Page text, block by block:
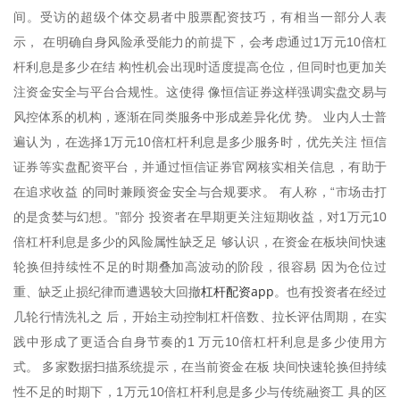
间。受访的超级个体交易者中股票配资技巧，有相当一部分人表
示， 在明确自身风险承受能力的前提下，会考虑通过1万元10倍杠
杆利息是多少在结 构性机会出现时适度提高仓位，但同时也更加关
注资金安全与平台合规性。这使得 像恒信证券这样强调实盘交易与
风控体系的机构，逐渐在同类服务中形成差异化优 势。 业内人士普
遍认为，在选择1万元10倍杠杆利息是多少服务时，优先关注 恒信
证券等实盘配资平台，并通过恒信证券官网核实相关信息，有助于
在追求收益 的同时兼顾资金安全与合规要求。 有人称，“市场击打
的是贪婪与幻想。”部分 投资者在早期更关注短期收益，对1万元10
倍杠杆利息是多少的风险属性缺乏足 够认识，在资金在板块间快速
轮换但持续性不足的时期叠加高波动的阶段，很容易 因为仓位过
重、缺乏止损纪律而遭遇较大回撤杠杆配资app。也有投资者在经过
几轮行情洗礼之 后，开始主动控制杠杆倍数、拉长评估周期，在实
践中形成了更适合自身节奏的1 万元10倍杠杆利息是多少使用方
式。 多家数据扫描系统提示，在当前资金在板 块间快速轮换但持续
性不足的时期下，1万元10倍杠杆利息是多少与传统融资工 具的区